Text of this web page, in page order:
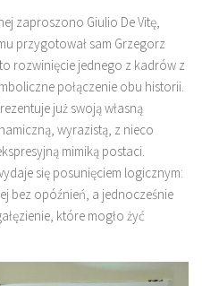
zaproszono Giulio De Vitę,
przygotował sam Grzegorz
rozwinięcie jednego z kadrów z
połączenie obu historii.
już swoją własną
wyrazistą, z nieco
mimiką postaci.
się posunięciem logicznym:
bez opóźnień, a jednocześnie
które mogło żyć